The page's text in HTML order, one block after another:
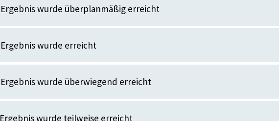
Ergebnis wurde überplanmäßig erreicht
Ergebnis wurde erreicht
Ergebnis wurde überwiegend erreicht
Ergebnis wurde teilweise erreicht